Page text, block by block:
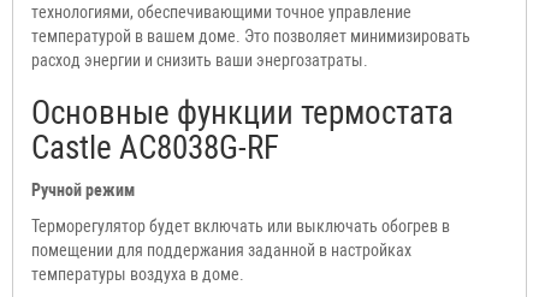
технологиями, обеспечивающими точное управление
температурой в вашем доме. Это позволяет минимизировать
расход энергии и снизить ваши энергозатраты.
Основные функции термостата
Castle АС8038G-RF
Ручной режим
Терморегулятор будет включать или выключать обогрев в
помещении для поддержания заданной в настройках
температуры воздуха в доме.